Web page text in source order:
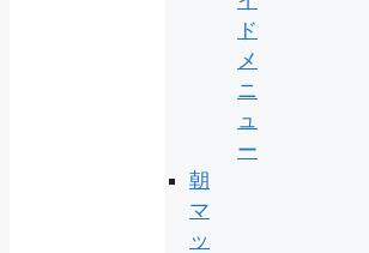
ド
メ
ニ
ュ
ー
朝
マ
ッ